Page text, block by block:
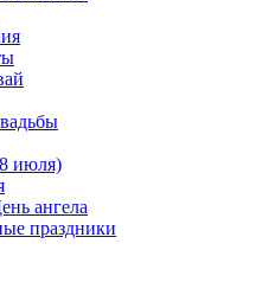
июля)
ангела
праздники